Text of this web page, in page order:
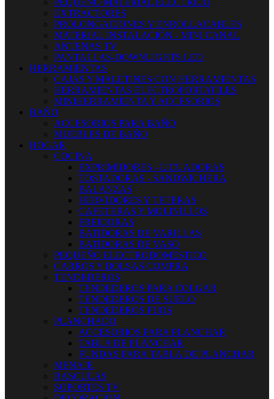
PEQUEÑO MATERIAL ELECTRICO
EXTRACTORES
PROLONGACIONES Y ENROLLACABLES
MATERIAL INSTALACIÓN - MINI CANAL
ANTENAS TV
PANTALLAS-DOWNLIGHTS LED
HERRAMIENTAS
CAJAS Y MALETINES CON HERRAMIENTAS
HERRAMIENTAS ELECTROPORTATILES
MINIHERRAMIENTA Y ACCESORIOS
BAÑO
ACCESORIOS PARA BAÑO
MUEBLES DE BAÑO
HOGAR
COCINA
EXPRIMIDORES - LICUADORAS
TOSTADORAS - SANDWICHERA
BALANZAS
HERVIDORES Y TETERAS
CAFETERAS Y MOLINILLOS
FREIDORAS
BATIDORAS DE VARILLAS
BATIDORAS DE VASO
PEQUEÑO ELECTRODOMESTICO
CARROS Y BOLSAS COMPRA
TENDEDEROS
TENDEDEROS PARA COLGAR
TENDEDEROS DE SUELO
TENDEDEROS FIJOS
PLANCHADO
ACCESORIOS PARA PLANCHAR
TABLA DE PLANCHAR
FUNDAS PARA TABLA DE PLANCHAR
MENAJE
BASCULAS
SOPORTES TV